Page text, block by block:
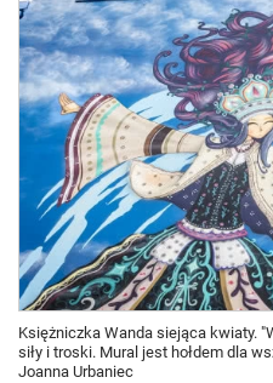
Księżniczka Wanda siejąca kwiaty.
siły i troski. Mural jest hołdem dla
Joanna Urbaniec